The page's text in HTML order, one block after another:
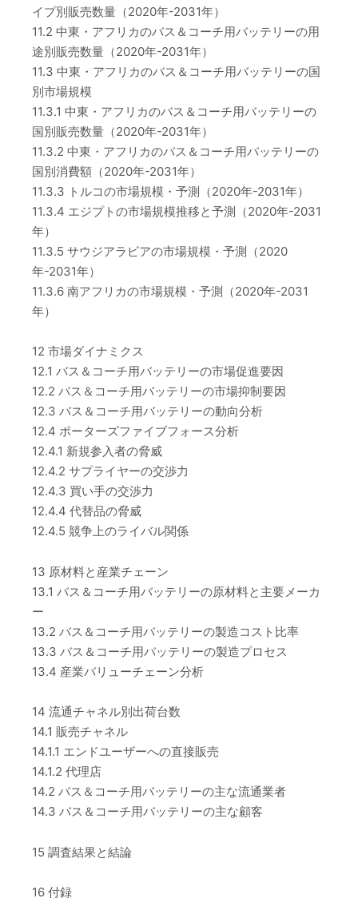
イプ別販売数量（2020年-2031年）
11.2 中東・アフリカのバス＆コーチ用バッテリーの用
途別販売数量（2020年-2031年）
11.3 中東・アフリカのバス＆コーチ用バッテリーの国
別市場規模
11.3.1 中東・アフリカのバス＆コーチ用バッテリーの
国別販売数量（2020年-2031年）
11.3.2 中東・アフリカのバス＆コーチ用バッテリーの
国別消費額（2020年-2031年）
11.3.3 トルコの市場規模・予測（2020年-2031年）
11.3.4 エジプトの市場規模推移と予測（2020年-2031
年）
11.3.5 サウジアラビアの市場規模・予測（2020
年-2031年）
11.3.6 南アフリカの市場規模・予測（2020年-2031
年）
12 市場ダイナミクス
12.1 バス＆コーチ用バッテリーの市場促進要因
12.2 バス＆コーチ用バッテリーの市場抑制要因
12.3 バス＆コーチ用バッテリーの動向分析
12.4 ポーターズファイブフォース分析
12.4.1 新規参入者の脅威
12.4.2 サプライヤーの交渉力
12.4.3 買い手の交渉力
12.4.4 代替品の脅威
12.4.5 競争上のライバル関係
13 原材料と産業チェーン
13.1 バス＆コーチ用バッテリーの原材料と主要メーカ
ー
13.2 バス＆コーチ用バッテリーの製造コスト比率
13.3 バス＆コーチ用バッテリーの製造プロセス
13.4 産業バリューチェーン分析
14 流通チャネル別出荷台数
14.1 販売チャネル
14.1.1 エンドユーザーへの直接販売
14.1.2 代理店
14.2 バス＆コーチ用バッテリーの主な流通業者
14.3 バス＆コーチ用バッテリーの主な顧客
15 調査結果と結論
16 付録